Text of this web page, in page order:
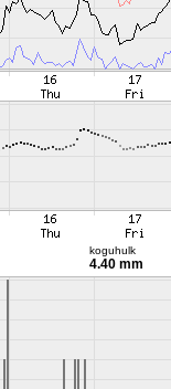
koguhulk
4.40 mm